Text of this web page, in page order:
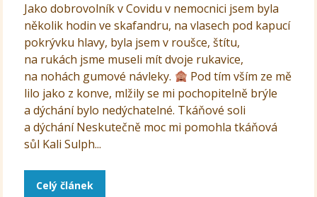
Jako dobrovolník v Covidu v nemocnici jsem byla
několik hodin ve skafandru, na vlasech pod kapucí
pokrývku hlavy, byla jsem v roušce, štítu,
na rukách jsme museli mít dvoje rukavice,
na nohách gumové návleky.
Pod tím vším ze mě
lilo jako z konve, mlžily se mi pochopitelně brýle
a dýchání bylo nedýchatelné. Tkáňové soli
a dýchání Neskutečně moc mi pomohla tkáňová
sůl Kali Sulph...
Celý článek